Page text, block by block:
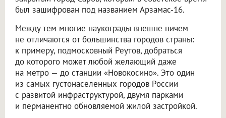
был зашифрован под названием Арзамас-16.
Между тем многие наукограды внешне ничем
не отличаются от большинства городов страны:
к примеру, подмосковный Реутов, добраться
до которого может любой желающий даже
на метро — до станции «Новокосино». Это один
из самых густонаселенных городов России
с развитой инфраструктурой, двумя парками
и перманентно обновляемой жилой застройкой.